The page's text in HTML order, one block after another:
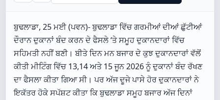
ਬੁਢਲਾਡਾ, 25 ਮਈ (ਪਵਨ)- ਬੁਢਲਾਡਾ ਵਿੱਚ ਗਰਮੀਆਂ ਦੀਆਂ ਛੁੱਟੀਆਂ
ਦੌਰਾਨ ਦੁਕਾਨਾਂ ਬੰਦ ਕਰਨ ਦੇ ਫੈਸਲੇ ‘ਤੇ ਸਮੂਹ ਦੁਕਾਨਦਾਰਾਂ ਵਿੱਚ
ਸਹਿਮਤੀ ਨਹੀਂ ਬਣੀ। ਬੀਤੇ ਦਿਨ ਮਨ ਬਜਾਰ ਦੇ ਕੁਝ ਦੁਕਾਨਦਾਰਾਂ ਵੱਲੋਂ
ਕੀਤੀ ਮੀਟਿੰਗ ਵਿੱਚ 13,14 ਅਤੇ 15 ਜੂਨ 2026 ਨੂੰ ਦੁਕਾਨਾਂ ਬੰਦ ਰੱਖਣ
ਦਾ ਫੈਸਲਾ ਕੀਤਾ ਗਿਆ ਸੀ। ਪਰ ਅੱਜ ਦੂਜੇ ਪਾਸੇ ਹੋਰ ਦੁਕਾਨਦਾਰਾਂ ਨੇ
ਇਕੱਤਰ ਹੋਕੇ ਸਪੱਸ਼ਟ ਕੀਤਾ ਕਿ ਬੁਢਲਾਡਾ ਸਮੂਹ ਬਜਾਰ ਅੱਜ ਦਿਨਾਂ